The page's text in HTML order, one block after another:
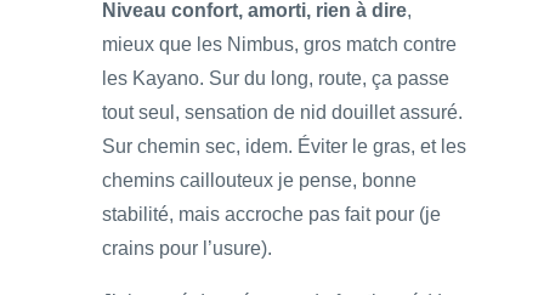
Niveau confort, amorti, rien à dire,
mieux que les Nimbus, gros match contre
les Kayano. Sur du long, route, ça passe
tout seul, sensation de nid douillet assuré.
Sur chemin sec, idem. Éviter le gras, et les
chemins caillouteux je pense, bonne
stabilité, mais accroche pas fait pour (je
crains pour l’usure).